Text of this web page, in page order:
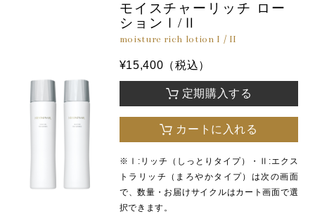
モイスチャーリッチ ロー
ションⅠ/Ⅱ
moisture rich lotion I / II
¥15,400（税込）
定期購入する
カートに入れる
※Ⅰ:リッチ（しっとりタイプ）・Ⅱ:エクス
トラリッチ（まろやかタイプ）は次の画面
で、数量・お届けサイクルはカート画面で選
択できます。